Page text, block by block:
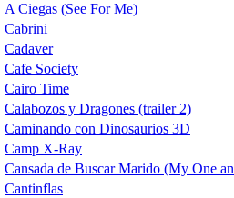
A Ciegas (See For Me)
Cabrini
Cadaver
Cafe Society
Cairo Time
Calabozos y Dragones (trailer 2)
Caminando con Dinosaurios 3D
Camp X-Ray
Cansada de Buscar Marido (My One
Cantinflas